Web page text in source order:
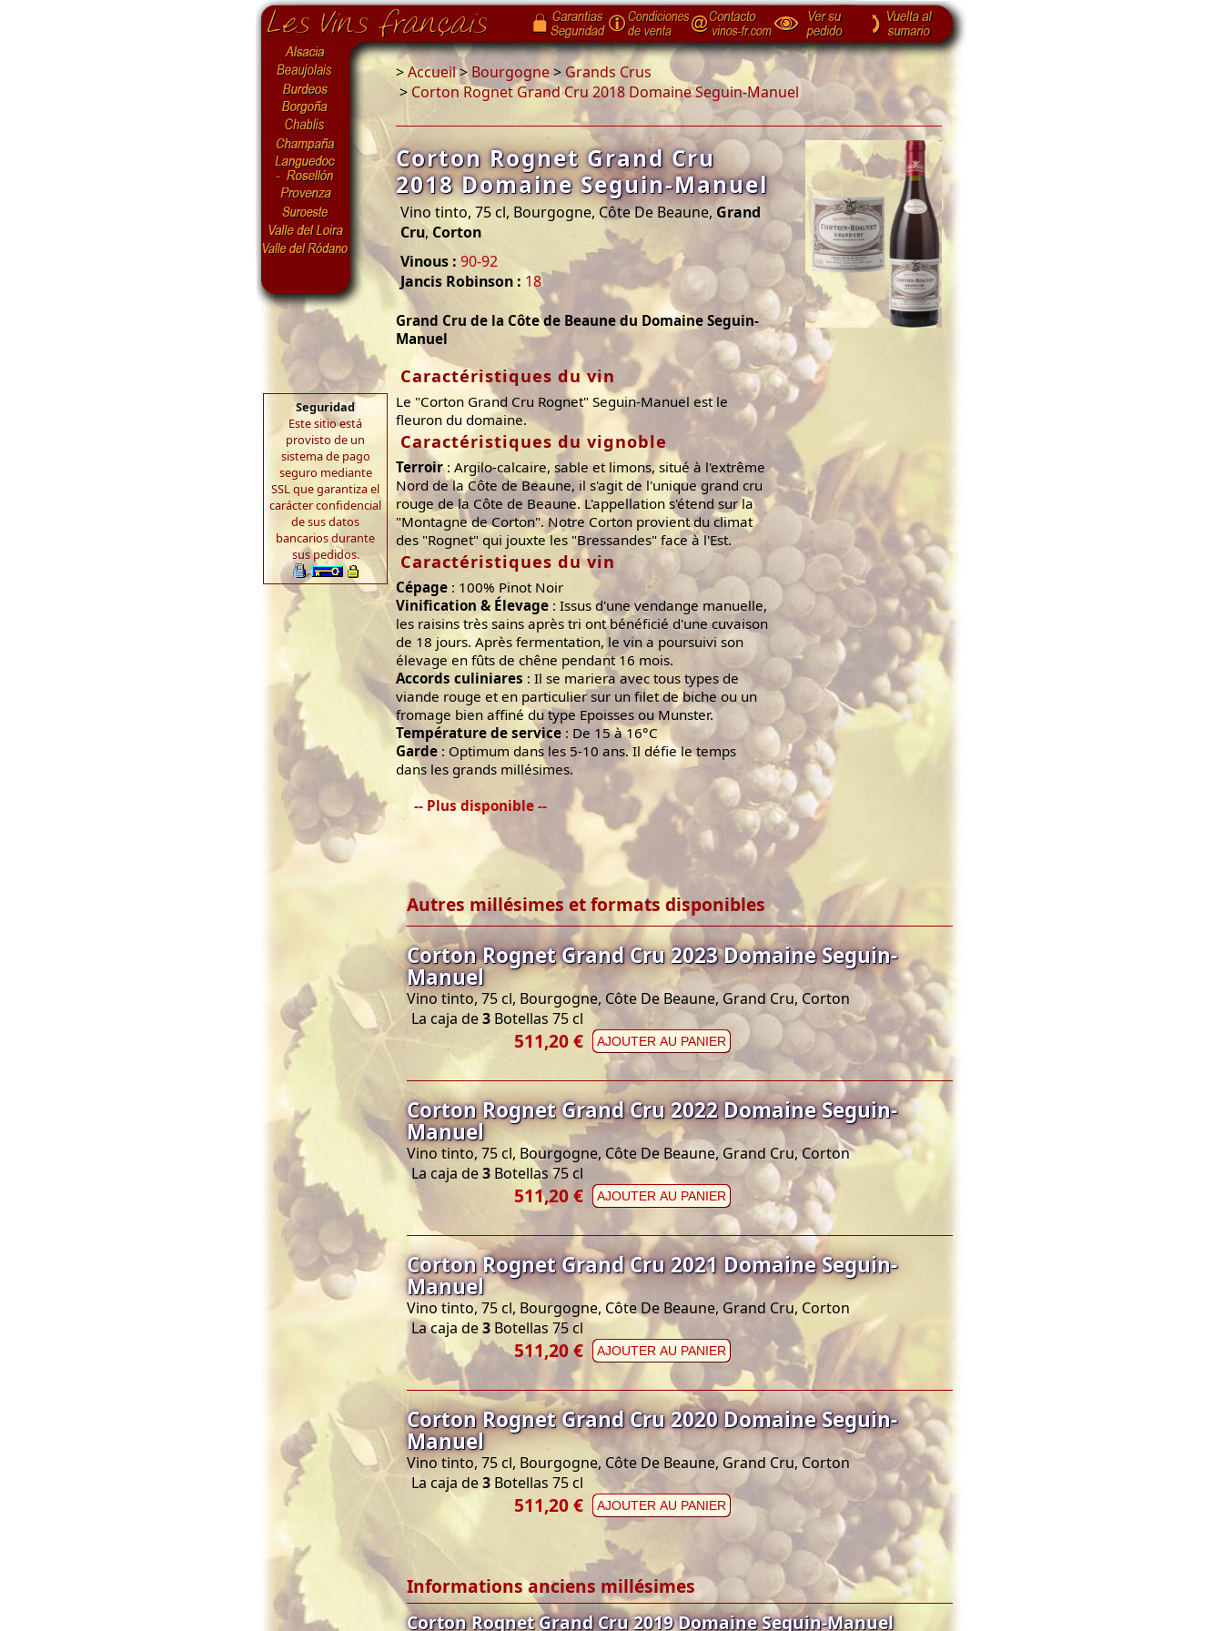
Seguridad
Este sitio está
provisto de un
sistema de pago
seguro mediante
SSL que garantiza el
carácter confidencial
de sus datos
bancarios durante
sus pedidos.
>Accueil>Bourgogne> Grands Crus
> Corton Rognet Grand Cru 2018 Domaine Seguin-Manuel
Corton Rognet Grand Cru
2018 Domaine Seguin-Manuel
Vino tinto, 75 cl, Bourgogne, Côte De Beaune, Grand
Cru,Corton
Vinous : 90-92
Jancis Robinson : 18
Grand Cru de la Côte de Beaune du Domaine Seguin-
Manuel
Caractéristiques du vin
Le "Corton Grand Cru Rognet" Seguin-Manuel est le
fleuron du domaine.
Caractéristiques du vignoble
Terroir: Argilo-calcaire, sable et limons, situé à l'extrême
Nord de la Côte de Beaune, il s'agit de l'unique grand cru
rouge de la Côte de Beaune. L'appellation s'étend sur la
"Montagne de Corton". Notre Corton provient du climat
des "Rognet" qui jouxte les "Bressandes" face à l'Est.
Caractéristiques du vin
Cépage : 100% Pinot Noir
Vinification & Élevage : Issus d'une vendange manuelle,
les raisins très sains après tri ont bénéficié d'une cuvaison
de 18 jours. Après fermentation, le vin a poursuivi son
élevage en fûts de chêne pendant 16 mois.
Accords culiniares : Il se mariera avec tous types de
viande rouge et en particulier sur un filet de biche ou un
fromage bien affiné du type Epoisses ou Munster.
Température de service : De 15 à 16°C
Garde : Optimum dans les 5-10 ans. Il défie le temps
dans les grands millésimes.
-- Plus disponible --
Autres millésimes et formats disponibles
Corton Rognet Grand Cru 2023 Domaine Seguin-
Manuel
Vino tinto, 75 cl, Bourgogne, Côte De Beaune, Grand Cru, Corton
La caja de3 Botellas 75 cl
511,20 € AJOUTER AU PANIER
Corton Rognet Grand Cru 2022 Domaine Seguin-
Manuel
Vino tinto, 75 cl, Bourgogne, Côte De Beaune, Grand Cru, Corton
La caja de3 Botellas 75 cl
511,20 € AJOUTER AU PANIER
Corton Rognet Grand Cru 2021 Domaine Seguin-
Manuel
Vino tinto, 75 cl, Bourgogne, Côte De Beaune, Grand Cru, Corton
La caja de3 Botellas 75 cl
511,20 € AJOUTER AU PANIER
Corton Rognet Grand Cru 2020 Domaine Seguin-
Manuel
Vino tinto, 75 cl, Bourgogne, Côte De Beaune, Grand Cru, Corton
La caja de3 Botellas 75 cl
511,20 € AJOUTER AU PANIER
Informations anciens millésimes
Corton Rognet Grand Cru 2019 Domaine Seguin-Manuel